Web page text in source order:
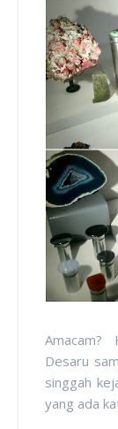
Amacam?
Desaru
singgah
yang ada